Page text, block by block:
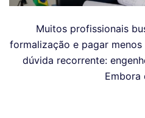
Muitos profissionais
formalização e pagar
dúvida recorrente: